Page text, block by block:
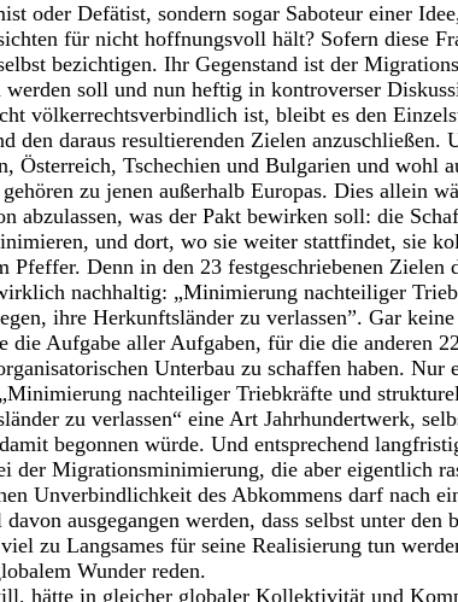
oder Defätist, sondern sogar Saboteur einer
für nicht hoffnungsvoll hält? Sofern diese
bezichtigen. Ihr Gegenstand ist der
werden soll und nun heftig in kontroverser
völkerrechtsverbindlich ist, bleibt es den
den daraus resultierenden Zielen anzuschließen.
Österreich, Tschechien und Bulgarien und wohl
zu jenen außerhalb Europas. Dies allein
abzulassen, was der Pakt bewirken soll: die
und dort, wo sie weiter stattfindet, sie
Pfeffer. Denn in den 23 festgeschriebenen Zielen
nachhaltig: „Minimierung nachteiliger
ihre Herkunftsländer zu verlassen”. Gar
die Aufgabe aller Aufgaben, für die die anderen
Unterbau zu schaffen haben.
nachteiliger Triebkräfte und
zu verlassen“ eine Art Jahrhundertwerk,
begonnen würde. Und entsprechend
der Migrationsminimierung, die aber eigentlich
Unverbindlichkeit des Abkommens darf nach
ausgegangen werden, dass selbst unter den
zu Langsames für seine Realisierung tun
Wunder reden.
hätte in gleicher globaler Kollektivität und